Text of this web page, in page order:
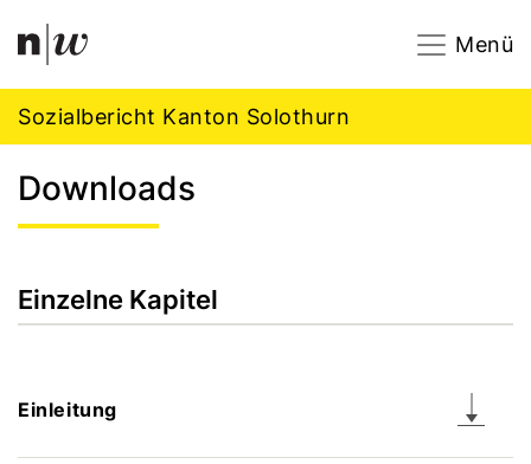
Navigation
Menü
Sozialbericht Kanton Solothurn
Downloads
Einzelne Kapitel
Einleitung
Footer